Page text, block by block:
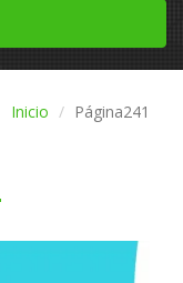
Inicio Página241